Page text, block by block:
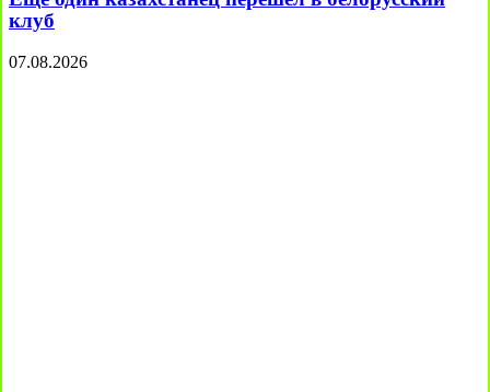
клуб
07.08.2026